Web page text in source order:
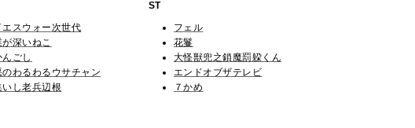
エスウォー次世代
が深いねこ
んごし
のわるわるウサチャン
いし老兵辺根
ST
フェル
花鬘
大怪獣兜之鎖魔罰躱くん
エンドオブザテレビ
７かめ